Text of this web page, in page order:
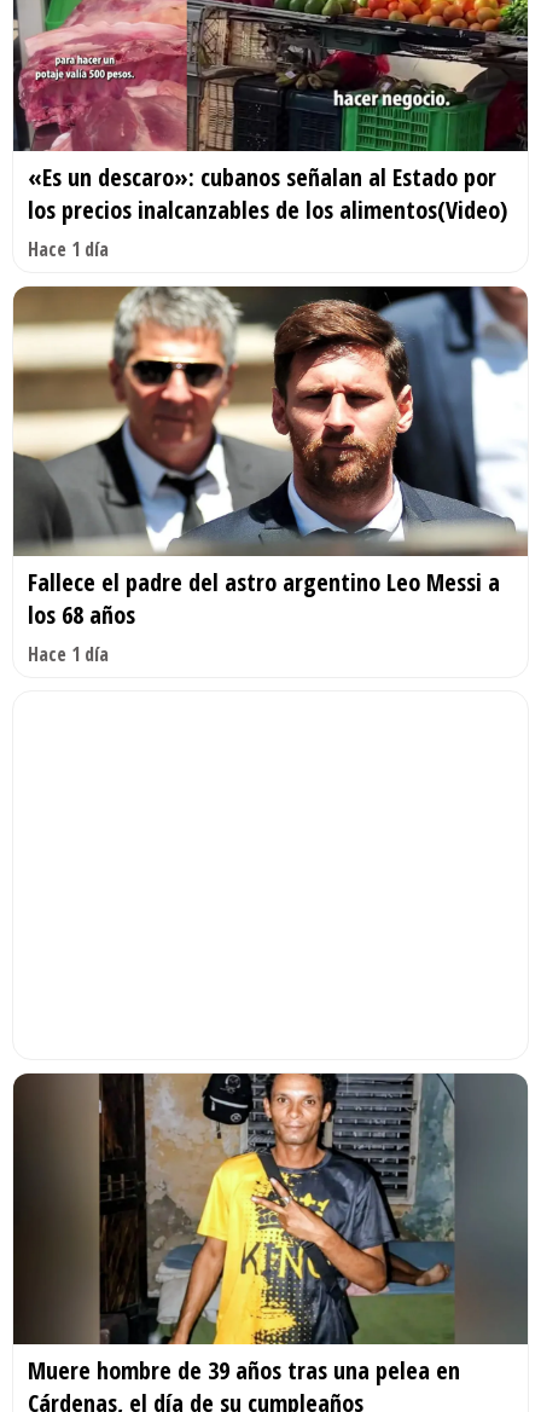
«Es un descaro»: cubanos señalan al Estado por
los precios inalcanzables de los alimentos(Video)
Hace 1 día
Fallece el padre del astro argentino Leo Messi a
los 68 años
Hace 1 día
Muere hombre de 39 años tras una pelea en
Cárdenas, el día de su cumpleaños